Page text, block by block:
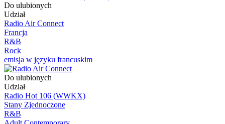
Do ulubionych
Udział
Radio Air Connect
Francja
R&B
Rock
emisja w języku francuskim
Do ulubionych
Udział
Radio Hot 106 (WWKX)
Stany Zjednoczone
R&B